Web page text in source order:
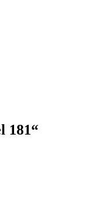
181“